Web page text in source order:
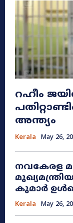
റഹീം
അന്ത്യം
Kerala May 26,
നവകേരള
കുമാർ
Kerala May 26,